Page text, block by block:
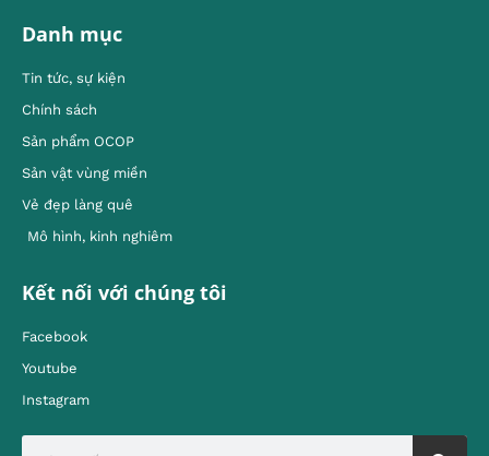
Danh mục
Tin tức, sự kiện
Chính sách
Sản phẩm OCOP
Sản vật vùng miền
Vẻ đẹp làng quê
Mô hình, kinh nghiêm
Kết nối với chúng tôi
Facebook
Youtube
Instagram